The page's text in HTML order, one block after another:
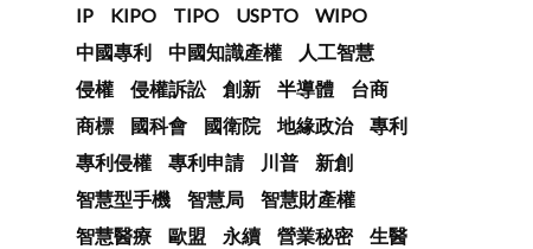
IP
KIPO TIPO USPTO
WIPO
中國專利
中國知識產權
人工智慧
侵權
侵權訴訟 創新 半導體
台商
商標
國科會 國衛院 地緣政治
專利
專利侵權
專利申請 川普
新創
智慧型手機
智慧局
智慧財產權
智慧醫療
歐盟 永續 營業秘密
生醫